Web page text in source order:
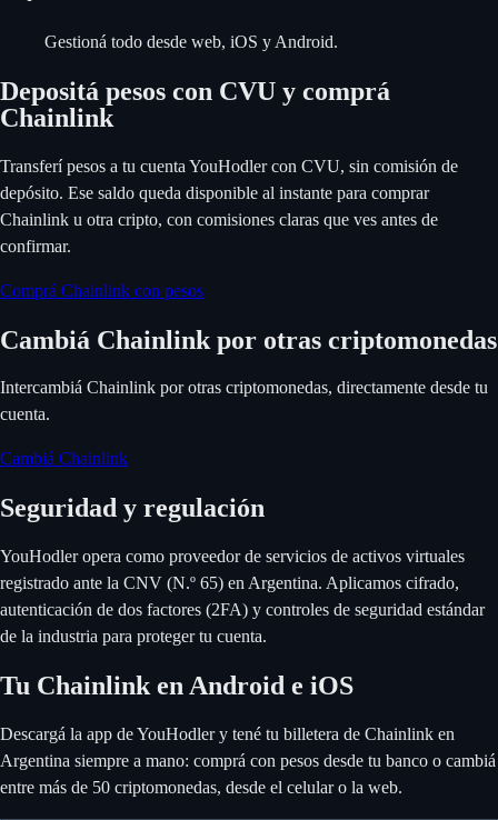
Gestioná todo desde web, iOS y Android.
Depositá pesos con CVU y comprá
Chainlink
Transferí pesos a tu cuenta YouHodler con CVU, sin comisión de
depósito. Ese saldo queda disponible al instante para comprar
Chainlink u otra cripto, con comisiones claras que ves antes de
confirmar.
Comprá Chainlink con pesos
Cambiá Chainlink por otras criptomonedas
Intercambiá Chainlink por otras criptomonedas, directamente desde tu
cuenta.
Cambiá Chainlink
Seguridad y regulación
YouHodler opera como proveedor de servicios de activos virtuales
registrado ante la CNV (N.º 65) en Argentina. Aplicamos cifrado,
autenticación de dos factores (2FA) y controles de seguridad estándar
de la industria para proteger tu cuenta.
Tu Chainlink en Android e iOS
Descargá la app de YouHodler y tené tu billetera de Chainlink en
Argentina siempre a mano: comprá con pesos desde tu banco o cambiá
entre más de 50 criptomonedas, desde el celular o la web.